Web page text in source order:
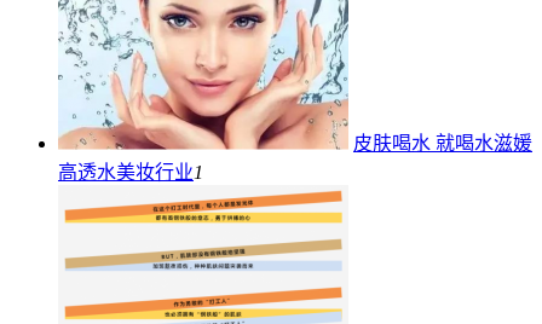
皮肤喝水 就喝水滋媛
高透水美妆行业1